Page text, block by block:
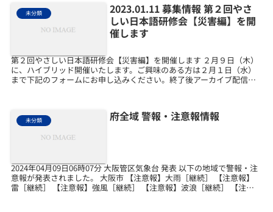
未分類
2023.01.11 募集情報 第２回やさ
しい日本語研修会【災害編】を開
催します
第２回やさしい日本語研修会【災害編】を開催します ２月９日（木）
に、ハイブリッド開催いたします。ご興味のある方は２月１日（水）
まで下記のフォームにお申し込みください。終了後アーカイブ配信も
未分類 府全域 警報・注意報情報
2024年04月09日06時07分 大阪管区気象台 発表 以下の地域で警報・注
意報が発表されました。 大阪市 【注意報】大雨［継続］ 【注意報】
雷［継続］ 【注意報】強風［継続］ 【注意報】波浪［継続］ 【注意